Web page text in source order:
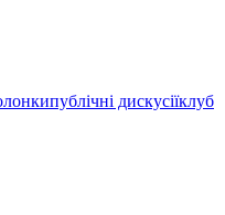
публічні дискусіїклуб